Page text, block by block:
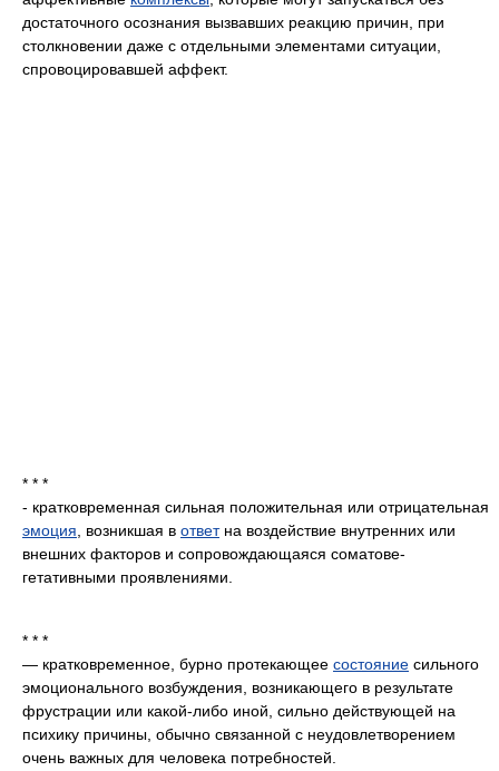
достаточного осознания вызвавших реакцию причин, при
столкновении даже с отдельными элементами ситуации,
спровоцировавшей аффект.
* * *
- кратковременная сильная положительная или отрицательная
эмоция , возникшая в ответна воздействие внутренних или
внешних факторов и сопровождающаяся соматове-
гетативными проявлениями.
* * *
— кратковременное, бурно протекающее состояние сильного
эмоционального возбуждения, возникающего в результате
фрустрации или какой-либо иной, сильно действующей на
психику причины, обычно связанной с неудовлетворением
очень важных для человека потребностей.